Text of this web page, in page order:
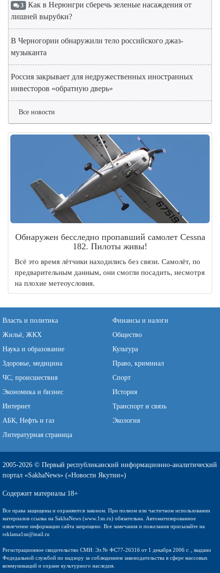
3 Как в Нерюнгри сберечь зеленые насаждения от
лишней вырубки?
В Черногории обнаружили тело российского джаз-
музыканта
Россия закрывает для недружественных иностранных
инвесторов «обратную дверь»
Все новости
Обнаружен бесследно пропавший самолет Cessna
182. Пилоты живы!
Всё это время лётчики находились без связи. Самолёт, по
предварительным данным, они смогли посадить, несмотря
на плохие метеоусловия.
Власть и политика
Финансы и налоги
Жильё, ЖКХ
Общество
Наука и образование
Культура
Здоровье, медицина
Право, криминал
ЧС, происшествия
Спорт
Экономика и бизнес
История
Интернет
Транспорт и связь
АБК, Нефть и газ
Экология
Литературная страница
2005-2026 © Первый республиканский информационно-аналитический
портал «SakhaNews» («Новости Якутии»)
Содержит материалы 18+
Все права защищены и охраняются законом. При полном или частичном использовании
материалов ссылка на SakhaNews (www.1sn.ru) обязательна. Автоматизированное
извлечение информации сайта запрещено. Все замечания и пожелания присылайте на
reklama1sn@mail.ru
Регистрационное свидетельство СМИ: Эл № ФС77-26316 от 1 декабря 2006 г. , выдано
Федедальной службой по надзору за соблюдением законодательства в сфере массовых
коммуникаций и охране культурного наследия.